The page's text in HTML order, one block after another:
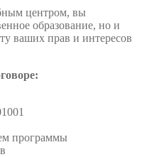
центром, вы
образование, но и
ваших прав и интересов
программы